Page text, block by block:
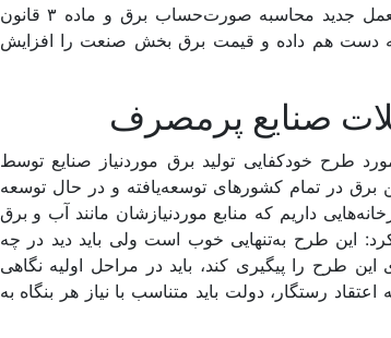
مصرفی در قبوض، تبصره ۱۴ هزینه سوخت نیروگاهی، دستورالعمل جدید محاسبه صورت‌حساب برق و ماده ۳ قانون
به دست هم داده و قیمت برق بخش صنعت را افزایش
صنایع پرمصرف
طرح خودکفایی تولید برق موردنیاز صنایع توسط
در تمام کشورهای توسعه‌یافته و در حال توسعه
داریم که منابع موردنیازشان مانند آب و برق
این طرح به‌تنهایی خوب است ولی باید دید در چه
طرح را پیگیری کند، باید در مراحل اولیه نگاهی
رستگار، دولت‌‌‌ باید متناسب با نیاز هر بنگاه به